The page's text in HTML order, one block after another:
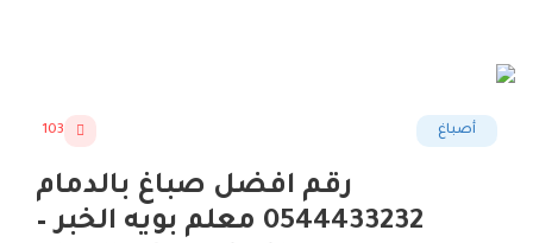
أصباغ 103
رقم افضل صباغ بالدمام
0544433232 معلم بويه الخبر –